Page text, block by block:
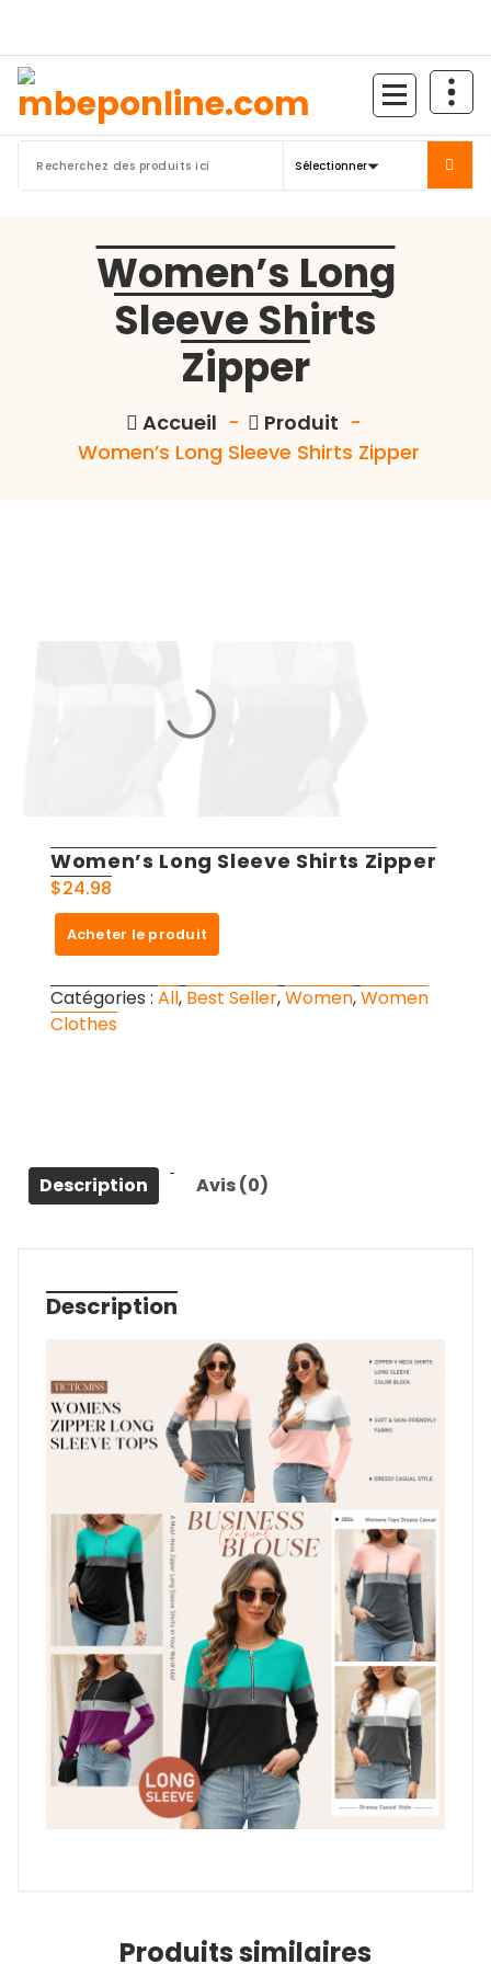
contenu
Women’s Long
Sleeve Shirts
Zipper
Accueil - Produit -
Women’s Long Sleeve Shirts Zipper
Women’s Long Sleeve Shirts Zipper
$24.98
Acheter le produit
Catégories : All, Best Seller,Women,Women
Clothes
Description Avis (0)
Description
Produits similaires